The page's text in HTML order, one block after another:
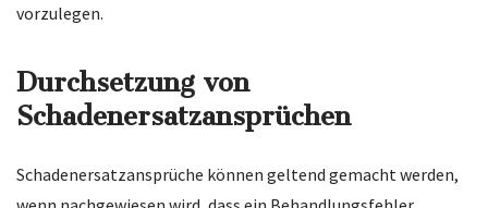
vorzulegen.
Durchsetzung von
Schadenersatzansprüchen
Schadenersatzansprüche können geltend gemacht werden,